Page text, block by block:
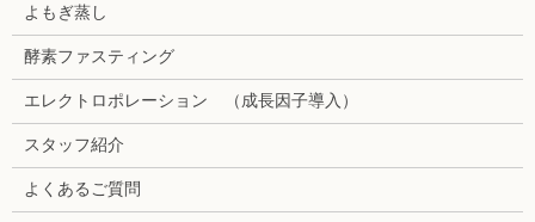
よもぎ蒸し
酵素ファスティング
エレクトロポレーション （成長因子導入）
スタッフ紹介
よくあるご質問